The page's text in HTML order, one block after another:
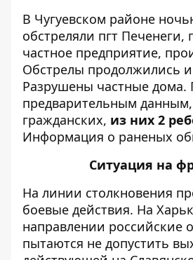
В Чугуевском районе
обстреляли пгт Печенеги,
частное предприятие,
Обстрелы продолжились
Разрушены частные дома.
предварительным
гражданских, из них 2
Информация о раненых
Ситуация на
На линии столкновения
боевые действия. На
направлении российские
пытаются не допустить